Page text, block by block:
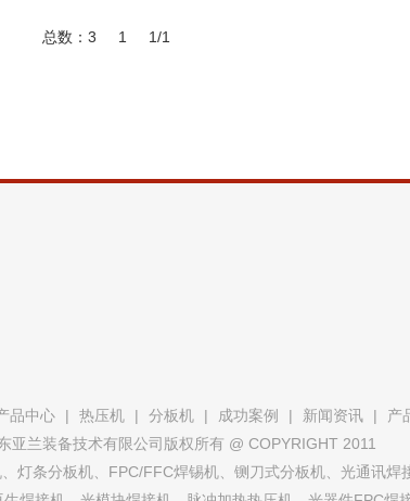
总数：3 1 1/1
品中心 | 热压机 | 分板机 | 成功案例 | 新闻资讯 | 产
亚兰装备技术有限公司版权所有 @ COPYRIGHT 2011
灯条分板机、FPC/FFC焊锡机、铡刀式分板机、光通讯焊